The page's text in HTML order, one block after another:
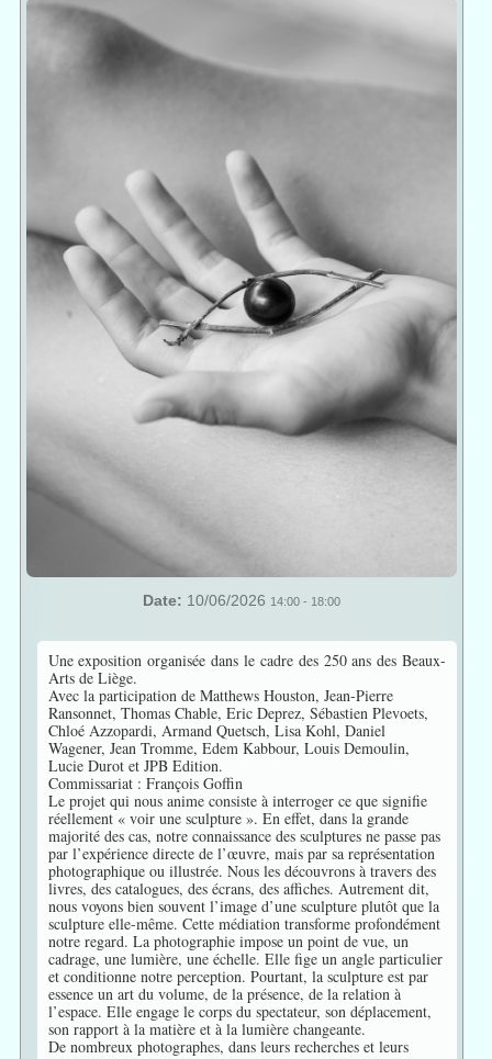
Date: 10/06/2026 14:00- 18:00
Une exposition organisée dans le cadre des 250 ans des Beaux-
Arts de Liège.
Avec la participation de Matthews Houston, Jean-Pierre
Ransonnet, Thomas Chable, Eric Deprez, Sébastien Plevoets,
Chloé Azzopardi, Armand Quetsch, Lisa Kohl, Daniel
Wagener, Jean Tromme, Edem Kabbour, Louis Demoulin,
Lucie Durot et JPB Edition.
Commissariat : François Goffin
Le projet qui nous anime consiste à interroger ce que signifie
réellement « voir une sculpture ». En effet, dans la grande
majorité des cas, notre connaissance des sculptures ne passe pas
par l’expérience directe de l’œuvre, mais par sa représentation
photographique ou illustrée. Nous les découvrons à travers des
livres, des catalogues, des écrans, des affiches. Autrement dit,
nous voyons bien souvent l’image d’une sculpture plutôt que la
sculpture elle-même. Cette médiation transforme profondément
notre regard. La photographie impose un point de vue, un
cadrage, une lumière, une échelle. Elle fige un angle particulier
et conditionne notre perception. Pourtant, la sculpture est par
essence un art du volume, de la présence, de la relation à
l’espace. Elle engage le corps du spectateur, son déplacement,
son rapport à la matière et à la lumière changeante.
De nombreux photographes, dans leurs recherches et leurs